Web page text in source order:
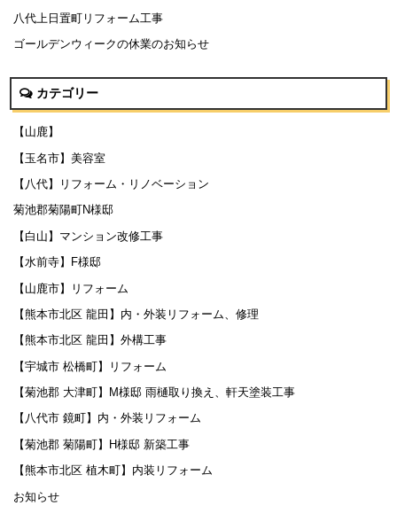
八代上日置町リフォーム工事
ゴールデンウィークの休業のお知らせ
カテゴリー
【山鹿】
【玉名市】美容室
【八代】リフォーム・リノベーション
菊池郡菊陽町N様邸
【白山】マンション改修工事
【水前寺】F様邸
【山鹿市】リフォーム
【熊本市北区 龍田】内・外装リフォーム、修理
【熊本市北区 龍田】外構工事
【宇城市 松橋町】リフォーム
【菊池郡 大津町】M様邸 雨樋取り換え、軒天塗装工事
【八代市 鏡町】内・外装リフォーム
【菊池郡 菊陽町】H様邸 新築工事
【熊本市北区 植木町】内装リフォーム
お知らせ